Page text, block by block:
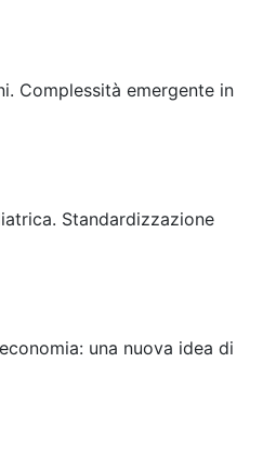
Complessità emergente in
Standardizzazione
una nuova idea di